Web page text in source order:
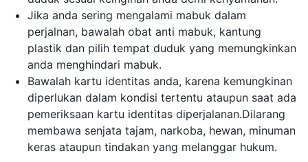
Jika anda sering mengalami mabuk dalam
perjalnan, bawalah obat anti mabuk, kantung
plastik dan pilih tempat duduk yang memungkinkan
anda menghindari mabuk.
Bawalah kartu identitas anda, karena kemungkinan
diperlukan dalam kondisi tertentu ataupun saat ada
pemeriksaan kartu identitas diperjalanan.Dilarang
membawa senjata tajam, narkoba, hewan, minuman
keras ataupun tindakan yang melanggar hukum.